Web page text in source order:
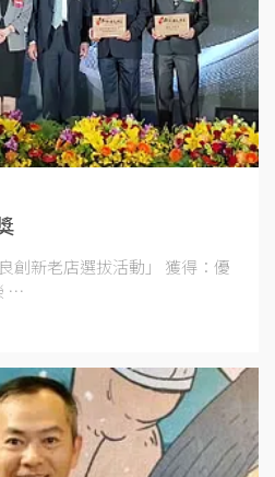
創新老店選拔活動」 獲得：優
⋯